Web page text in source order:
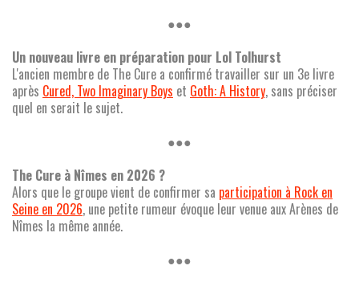
●●●
Un nouveau livre en préparation pour Lol Tolhurst
L'ancien membre de The Cure a confirmé travailler sur un 3e livre
après Cured, Two Imaginary Boys et Goth: A History, sans préciser
quel en serait le sujet.
●●●
The Cure à Nîmes en 2026 ?
Alors que le groupe vient de confirmer sa participation à Rock en
Seine en 2026, une petite rumeur évoque leur venue aux Arènes de
Nîmes la même année.
●●●